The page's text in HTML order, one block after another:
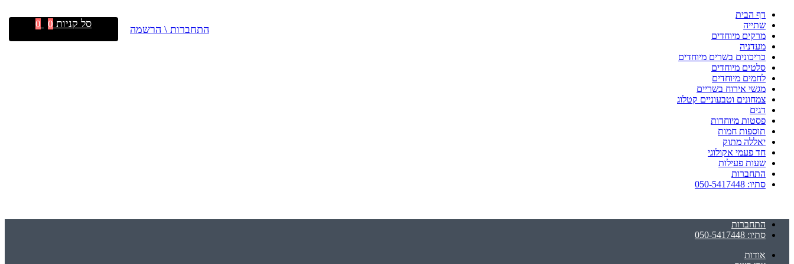
דף הבית
שתייה
מרקים מיוחדים
מעדניה
כריכונים בשרים מיוחדים
סלטים מיוחדים
לחמים מיוחדים
מגשי אירוח בשריים
צמחונים וטבעוניים קטלוג
דגים
פסטות מיוחדות
תוספות חמות
יאללה מתוק
חד פעמי אקולוגי
שעות פעילות
התחברות
סתיו: 050-5417448
התחברות
סתיו: 050-5417448
אודות
התחברות \ הרשמה סל קניות 0
0